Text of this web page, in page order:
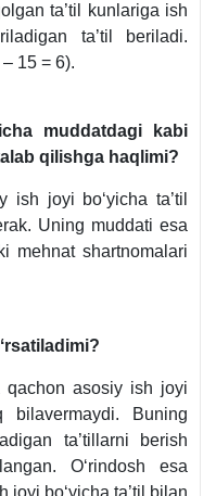
ta’til kunlariga ish
ta’til beriladi.
15 = 6).
muddatdagi kabi
qilishga haqlimi?
ish joyi boʻyicha ta’til
Uning muddati esa
mehnat shartnomalari
qachon asosiy ish joyi
bilavermaydi. Buning
ta’tillarni berish
Oʻrindosh esa
joyi boʻyicha ta’til bilan